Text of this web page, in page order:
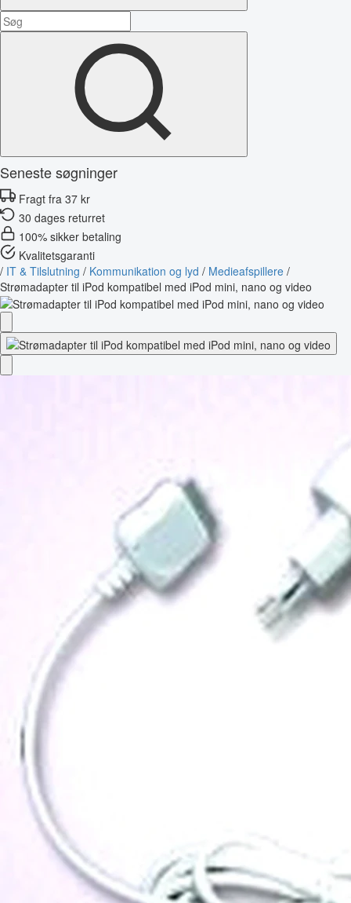
Seneste søgninger
Fragt fra 37 kr
30 dages returret
100% sikker betaling
Kvalitetsgaranti
/ IT & Tilslutning / Kommunikation og lyd / Medieafspillere /
Strømadapter til iPod kompatibel med iPod mini, nano og video